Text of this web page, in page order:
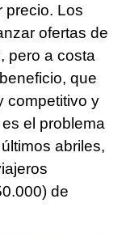
precio. Los
ofertas de
pero a costa
que
competitivo y
el problema
abriles,
de